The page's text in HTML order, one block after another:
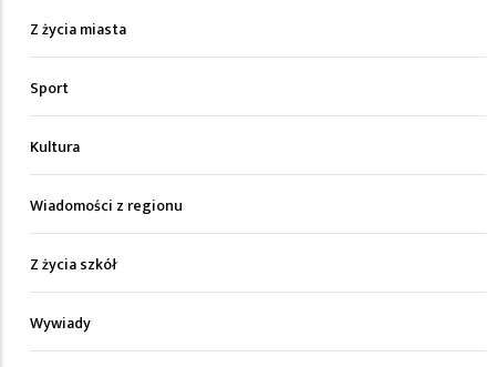
Z życia miasta
Sport
Kultura
Wiadomości z regionu
Z życia szkół
Wywiady